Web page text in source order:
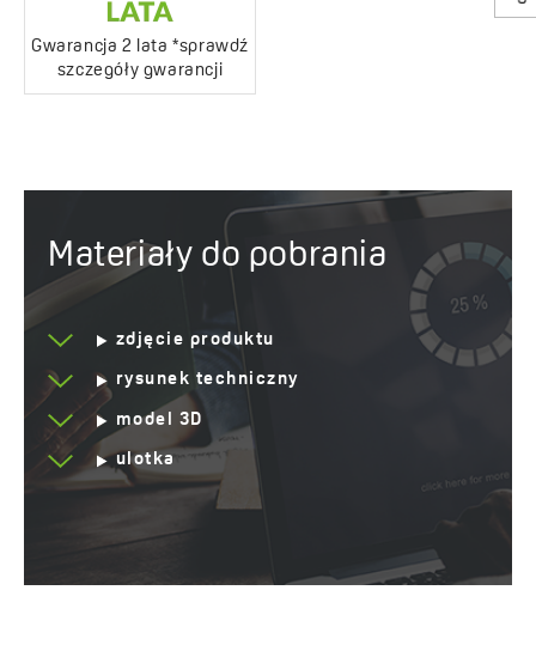
Gwarancja 2 lata *sprawdź
szczegóły gwarancji
Materiały do pobrania
zdjęcie produktu
rysunek techniczny
model 3D
ulotka